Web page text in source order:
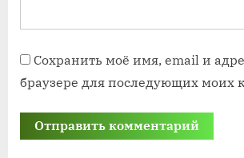
Сохранить моё имя, email и
браузере для последующих моих